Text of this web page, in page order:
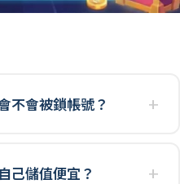
不會被鎖帳號？
己儲值便宜？